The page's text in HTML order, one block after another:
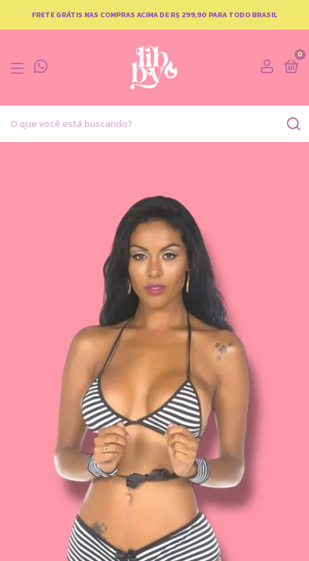
FRETE GRÁTIS NAS COMPRAS ACIMA DE R$ 299,90 PARA TODO BRASIL
0